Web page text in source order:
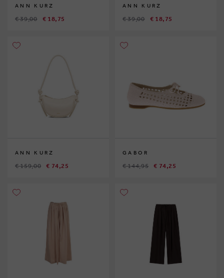
ANN KURZ
€ 39,00 € 18,75
ANN KURZ
€ 39,00 € 18,75
ANN KURZ
€ 159,00 € 74,25
GABOR
€ 144,95 € 74,25